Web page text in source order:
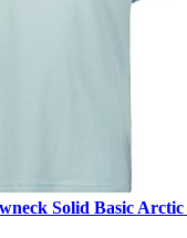
Solid Basic Arctic